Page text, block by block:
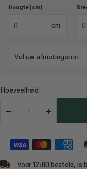
Hoogte (cm)
cm
Vul uw afmetingen in
Hoeveelheid:
Verlaag
Voor 12:00 besteld, is